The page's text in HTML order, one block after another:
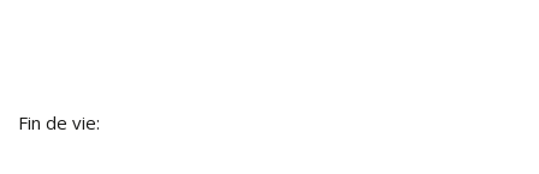
Fin de vie: